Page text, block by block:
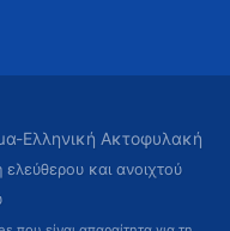
Ελληνική Ακτοφυλακή
και ανοιχτού